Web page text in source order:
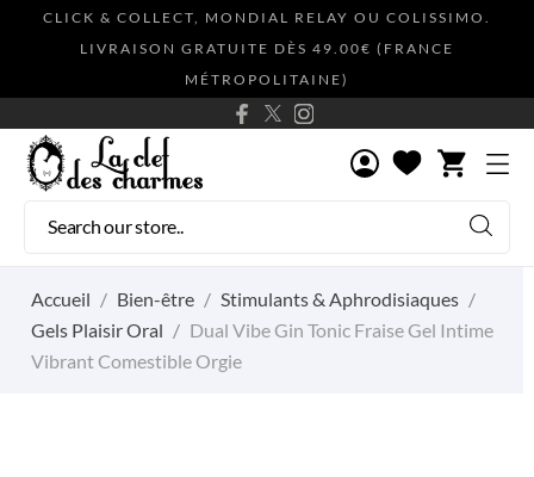
CLICK & COLLECT, MONDIAL RELAY OU COLISSIMO.
LIVRAISON GRATUITE DÈS 49.00€ (FRANCE
MÉTROPOLITAINE)
shopping_cart
Accueil Bien-être
Stimulants & Aphrodisiaques
Gels Plaisir Oral
Dual Vibe Gin Tonic Fraise Gel Intime
Vibrant Comestible Orgie